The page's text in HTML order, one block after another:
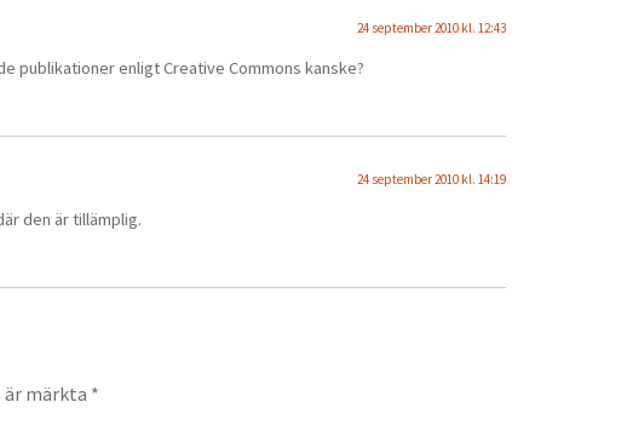
24 september 2010 kl. 12:43
publikationer enligt Creative Commons kanske?
24 september 2010 kl. 14:19
den är tillämplig.
märkta *